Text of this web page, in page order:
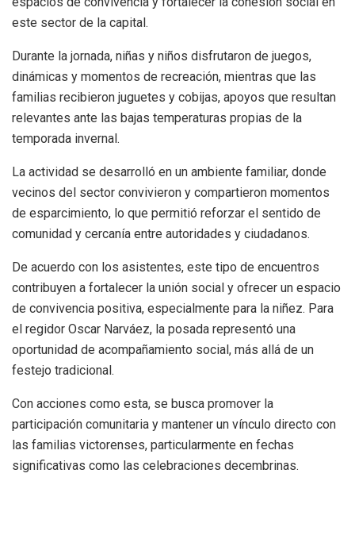
este sector de la capital.
Durante la jornada, niñas y niños disfrutaron de juegos,
dinámicas y momentos de recreación, mientras que las
familias recibieron juguetes y cobijas, apoyos que resultan
relevantes ante las bajas temperaturas propias de la
temporada invernal.
La actividad se desarrolló en un ambiente familiar, donde
vecinos del sector convivieron y compartieron momentos
de esparcimiento, lo que permitió reforzar el sentido de
comunidad y cercanía entre autoridades y ciudadanos.
De acuerdo con los asistentes, este tipo de encuentros
contribuyen a fortalecer la unión social y ofrecer un espacio
de convivencia positiva, especialmente para la niñez. Para
el regidor Oscar Narváez, la posada representó una
oportunidad de acompañamiento social, más allá de un
festejo tradicional.
Con acciones como esta, se busca promover la
participación comunitaria y mantener un vínculo directo con
las familias victorenses, particularmente en fechas
significativas como las celebraciones decembrinas.